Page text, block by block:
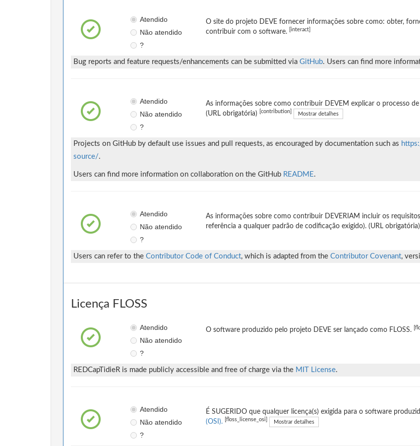
Atendido
Não atendido
?
O site do projeto DEVE fornecer informações sobre como: obter,
contribuir com o software.
[interact]
Bug reports and feature requests/enhancements can be submitted via GitHub. Users can find more
Atendido
Não atendido
?
As informações sobre como contribuir DEVEM explicar o processo
(URL obrigatória)
[contribution] Mostrar detalhes
Projects on GitHub by default use issues and pull requests, as encouraged by documentation such as
source/.
Users can find more information on collaboration on the GitHub README.
Atendido
Não atendido
?
As informações sobre como contribuir DEVERIAM incluir os
referência a qualquer padrão de codificação exigido). (URL obrigatória)
Users can refer to the Contributor Code of Conduct, which is adapted from the Contributor Covenant,
Licença FLOSS
Atendido
Não atendido
?
O software produzido pelo projeto DEVE ser lançado como FLOSS.
REDCapTidieR is made publicly accessible and free of charge via the MIT License.
Atendido
Não atendido
?
É SUGERIDO que qualquer licença(s) exigida para o software
(OSI).
[floss_license_osi] Mostrar detalhes